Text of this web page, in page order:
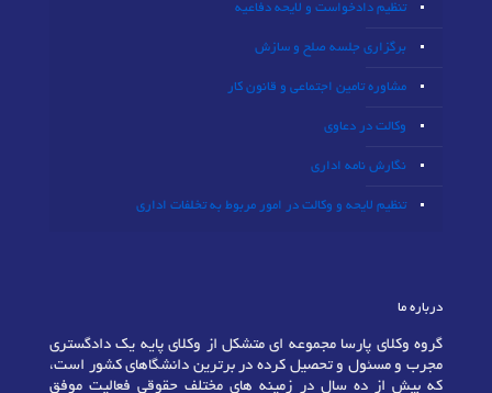
تنظیم دادخواست و لایحه دفاعیه
برگزاری جلسه صلح و سازش
مشاوره تامین اجتماعی و قانون کار
وکالت در دعاوی
نگارش نامه اداری
تنظیم لایحه و وکالت در امور مربوط به تخلفات اداری
درباره ما
گروه وکلای پارسا مجموعه ای متشکل از وکلای پایه یک دادگستری
مجرب و مسئول و تحصیل کرده در برترین دانشگاهای کشور است،
که بیش از ده سال در زمینه های مختلف حقوقی فعالیت موفق